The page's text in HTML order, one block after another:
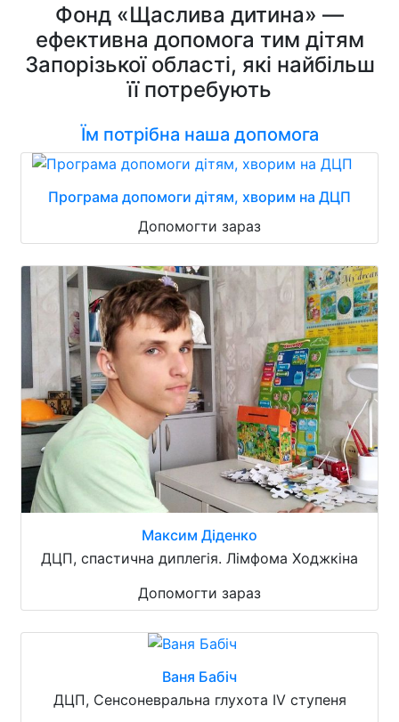
Фонд «Щаслива дитина» —
ефективна допомога тим дітям
Запорізької області, які найбільш
її потребують
Їм потрібна наша допомога
Програма допомоги дітям, хворим на ДЦП
Допомогти зараз
Максим Діденко
ДЦП, спастична диплегія. Лімфома Ходжкіна
Допомогти зараз
Ваня Бабіч
ДЦП, Сенсоневральна глухота IV ступеня